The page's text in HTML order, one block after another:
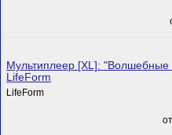
Мультиплеер [XL]: "Волшебные
LifeForm
LifeForm
от